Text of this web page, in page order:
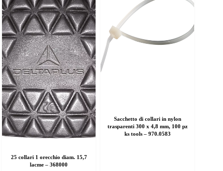
25 collari 1 orecchio diam. 15,7
lacme – 368000
Sacchetto di collari in nylon
trasparenti 300 x 4,8 mm, 100 pz
ks tools – 970.0583